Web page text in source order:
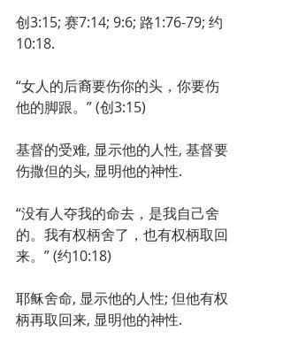
创3:15; 赛7:14; 9:6; 路1:76-79; 约
10:18.
“女人的后裔要伤你的头，你要伤
他的脚跟。” (创3:15)
基督的受难, 显示他的人性, 基督要
伤撒但的头, 显明他的神性.
“没有人夺我的命去，是我自己舍
的。我有权柄舍了，也有权柄取回
来。” (约10:18)
耶稣舍命, 显示他的人性; 但他有权
柄再取回来, 显明他的神性.